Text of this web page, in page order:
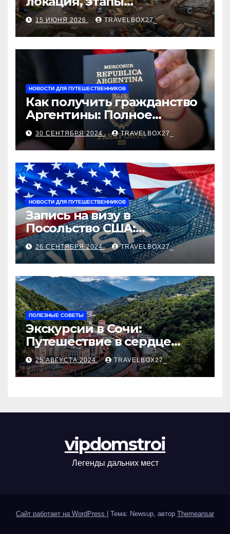
строительства, проверка
застройщика, сценарии
оформления сделки и
рыночные ориентиры
15 ИЮНЯ 2026 TRAVELBOX27_
НОВОСТИ ДЛЯ ПУТЕШЕСТВЕННИКОВ
Как получить гражданство
Аргентины: Полное
руководство
30 СЕНТЯБРЯ 2024 TRAVELBOX27_
НОВОСТИ ДЛЯ ПУТЕШЕСТВЕННИКОВ
Запись на визу в
Посольство США:
Пошаговое руководство
26 СЕНТЯБРЯ 2024 TRAVELBOX27_
ПОЛЕЗНЫЕ СОВЕТЫ
Экскурсии в Сочи:
Путешествие в сердце
Черноморского курорта
25 АВГУСТА 2024 TRAVELBOX27_
vipdomstroi
Легенды дальних мест
Сайт работает на WordPress Тема: Newsup, автор Themeansar